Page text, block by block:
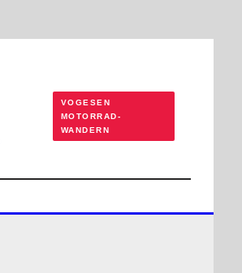
VOGESEN
MOTORRAD-
WANDERN